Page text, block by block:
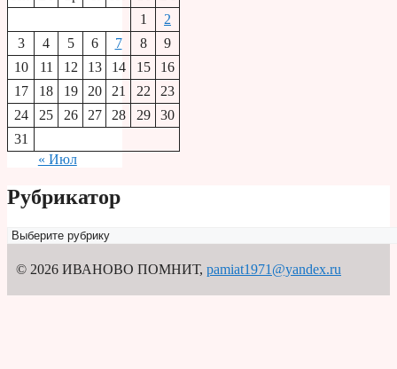
1
2
3
4 5 6 7 8
9
10
11 12 13 14 15
16
17
18 19 20 21 22
23
24
25 26 27 28 29
30
31
« Июл
Рубрикатор
Рубрикатор
© 2026 ИВАНОВО ПОМНИТ, pamiat1971@yandex.ru